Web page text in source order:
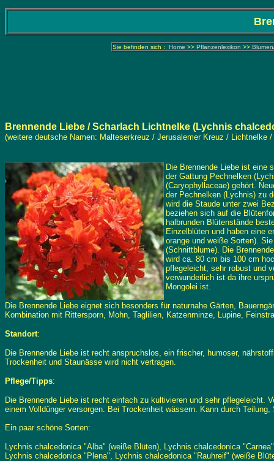
Sie befinden sich : Home >> Pflanzenlexikon >>
Brennende Liebe / Scharlach Lichtnelke (Lychnis
(weitere deutsche Namen: Malteserkreuz / Jerusalemer Kreuz / Lichtnelke /
Die Brennende Liebe ist eine
der Gattung Pechnelken
(Caryophyllaceae) gehört.
der Pechnelken (Lychnis) zu
wird die Staude unter zwei
beziehen sich auf die
halbrunden Blütenstände
Einzelblüten und haben eine
orange und weiße Sorten).
(Schnittblume). Die
wird ca. 80 cm bis 100 cm
pflegeleicht, sehr robust und
verwunderlich ist da ihre
Mongolei ist.
Die Brennende Liebe eignet sich besonders für naturnahe Gärten,
Kombination mit Rittersporn, Mohn, Taglilien, Katzenminze, Lupine,
Standort:
Die Brennende Liebe ist recht anspruchslos, ein frischer, humoser,
Trockenheit und Staunässe wird nicht vertragen.
Pflege/Tipps:
Die Brennende Liebe ist recht einfach zu kultivieren und sehr pflegeleicht.
einem Volldünger versorgen. Bei Trockenheit wässern. Kann durch
Ein paar schöne Sorten:
Lychnis chalcedonica "Alba" (weiße Blüten), Lychnis chalcedonica
Lychnis chalcedonica "Plena", Lychnis chalcedonica "Rauhreif" (weiße